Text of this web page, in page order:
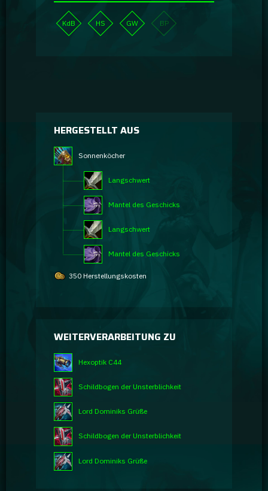
KdB HS GW BP
HERGESTELLT AUS
Sonnenköcher
Langschwert
Mantel des Geschicks
Langschwert
Mantel des Geschicks
350 Herstellungskosten
WEITERVERARBEITUNG ZU
Hexoptik C44
Schildbogen der Unsterblichkeit
Lord Dominiks Grüße
Schildbogen der Unsterblichkeit
Lord Dominiks Grüße